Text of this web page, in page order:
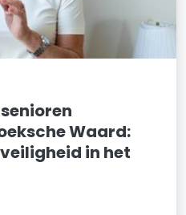
Waard:
in het